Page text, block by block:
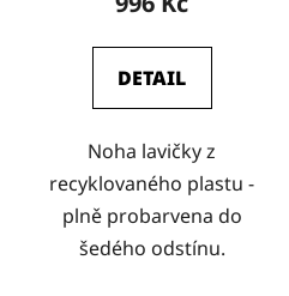
DETAIL
Noha lavičky z
recyklovaného plastu -
plně probarvena do
šedého odstínu.